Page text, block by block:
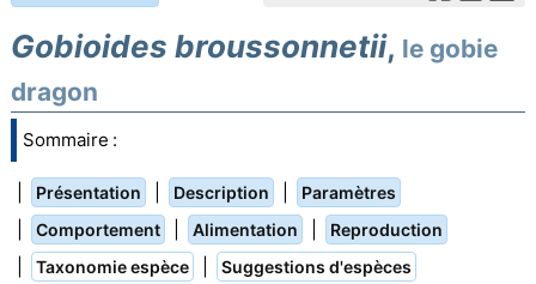
Gobioides broussonnetii, le gobie
dragon
Sommaire :
Présentation Description Paramètres
Comportement Alimentation Reproduction
Taxonomie espèce Suggestions d'espèces